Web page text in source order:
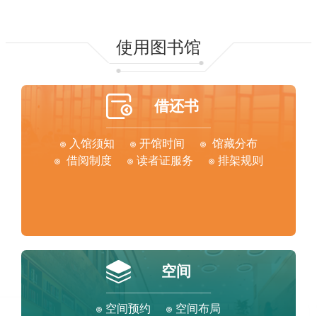
使用图书馆
借还书
入馆须知 开馆时间
馆藏分布
借阅制度
读者证服务 排架规则
空间
空间预约 空间布局